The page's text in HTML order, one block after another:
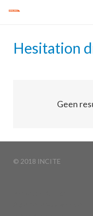
Hesitation
Geen
© 2018 INCITE